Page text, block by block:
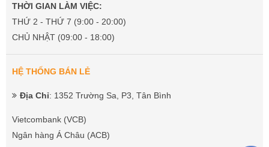
THỜI GIAN LÀM VIỆC:
THỨ 2 - THỨ 7 (9:00 - 20:00)
CHỦ NHẬT (09:00 - 18:00)
HỆ THỐNG BÁN LẺ
Địa Chỉ: 1352 Trường Sa, P3, Tân Bình
Vietcombank (VCB)
Ngân hàng Á Châu (ACB)